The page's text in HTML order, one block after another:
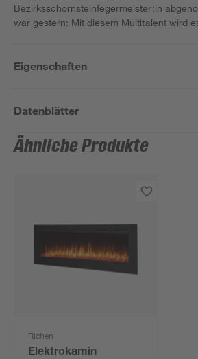
Bezirksschornsteinfegermeister:in
war gestern: Mit diesem Multitalent wird
Eigenschaften
Datenblätter
Ähnliche Produkte
Richen
Elektrokamin